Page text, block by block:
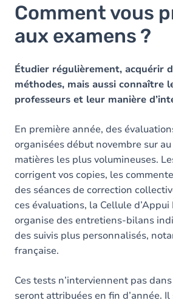
Comment vous
aux examens ?
Étudier régulièrement, acquérir
méthodes, mais aussi connaître
professeurs et leur manière
En première année, des
organisées début novembre sur
matières les plus volumineuses.
corrigent vos copies, les
des séances de correction
ces évaluations, la Cellule
organise des entretiens-bilans
des suivis plus personnalisés,
française.
Ces tests n’interviennent pas
seront attribuées en fin d’année.